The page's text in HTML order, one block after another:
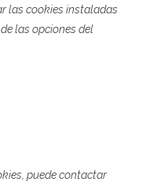
las cookies instaladas
las opciones del
puede contactar